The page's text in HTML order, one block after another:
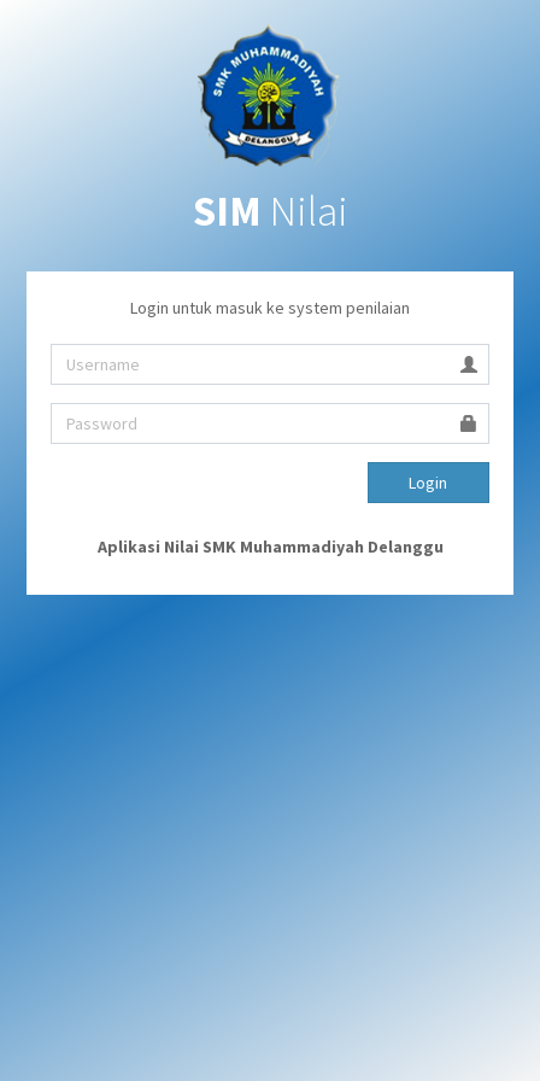
SIM Nilai
Login untuk masuk ke system penilaian
Login
Aplikasi Nilai SMK Muhammadiyah Delanggu